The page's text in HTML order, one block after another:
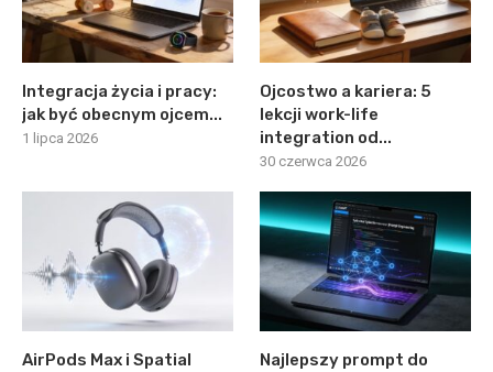
Integracja życia i pracy:
jak być obecnym ojcem...
1 lipca 2026
Ojcostwo a kariera: 5
lekcji work-life
integration od...
30 czerwca 2026
AirPods Max i Spatial
Najlepszy prompt do